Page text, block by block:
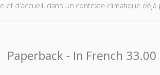
et d'accueil, dans un contexte climatique déjà
Paperback - In French 33.00